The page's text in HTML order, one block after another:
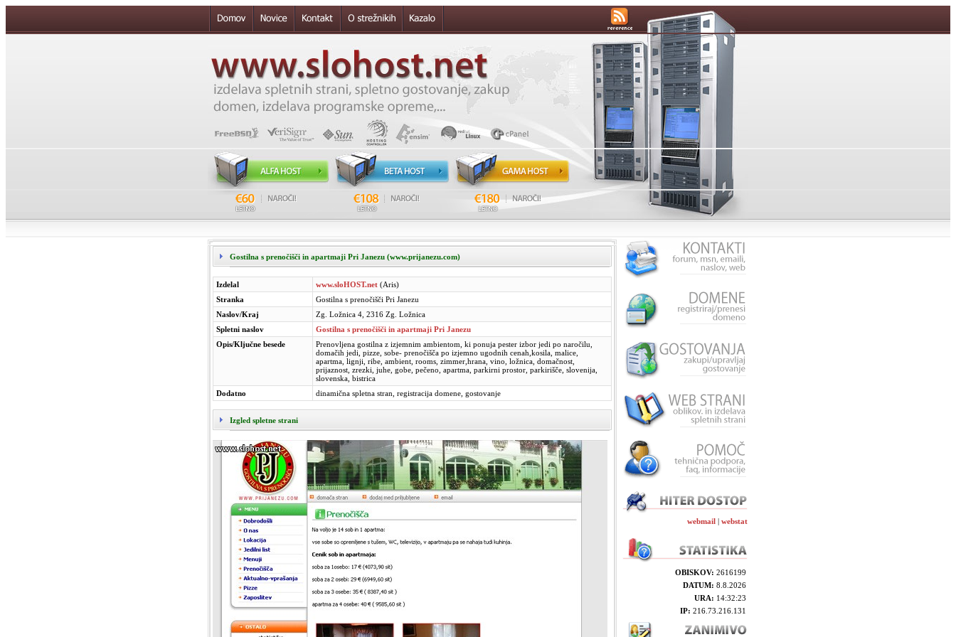
Gostilna s prenočišči in apartmaji Pri Janezu (www.prijanezu.com)
Izdelal www.sloHOST.net (Aris)
Stranka
Gostilna s prenočišči Pri Janezu
Naslov/Kraj
Zg. Ložnica 4, 2316 Zg. Ložnica
Spletni naslov
Gostilna s prenočišči in apartmaji Pri Janezu
Opis/Ključne besede
Prenovljena gostilna z izjemnim ambientom, ki ponuja pester izbor jedi po naročilu,
domačih jedi, pizze, sobe- prenočišča po izjemno ugodnih cenah,kosila, malice,
apartma, lignji, ribe, ambient, rooms, zimmer,hrana, vino, ložnica, domačnost,
prijaznost, zrezki, juhe, gobe, pečeno, apartma, parkirni prostor, parkirišče, slovenija,
slovenska, bistrica
Dodatno
dinamična spletna stran, registracija domene, gostovanje
Izgled spletne strani
webmail | webstat
OBISKOV: 2616199
DATUM: 8.8.2026
URA: 14:32:23
IP: 216.73.216.131